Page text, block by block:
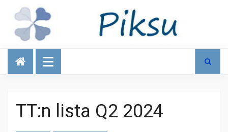
Talous
TT:n lista Q2 2024